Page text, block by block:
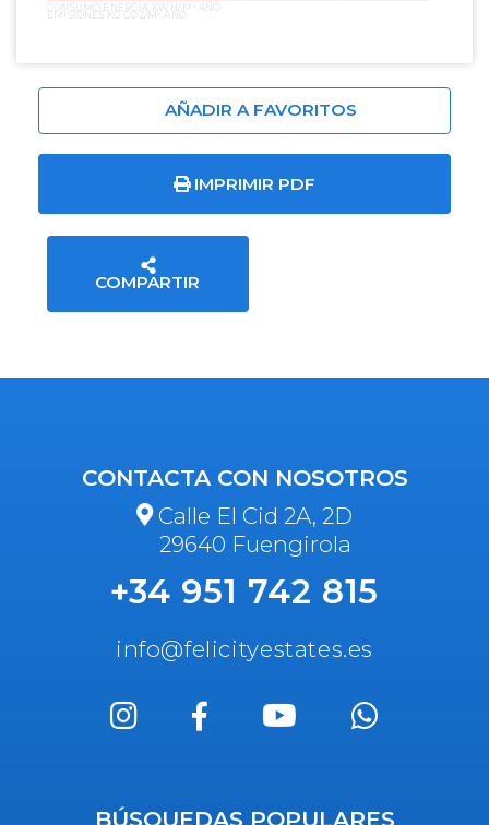
CONSUMO ENERGIA KW H/M² AÑO
EMISIONES KG CO2/M² AÑO
AÑADIR A FAVORITOS
IMPRIMIR PDF
COMPARTIR
CONTACTA CON NOSOTROS
Calle El Cid 2A, 2D
29640 Fuengirola
+34 951 742 815
info@felicityestates.es
BÚSQUEDAS POPULARES